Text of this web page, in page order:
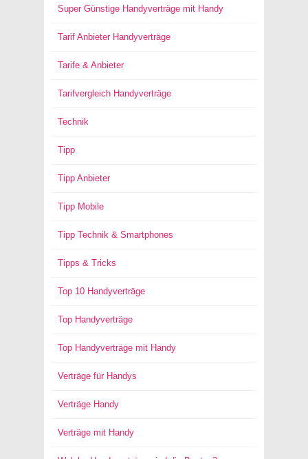
Super Günstige Handyverträge mit Handy
Tarif Anbieter Handyverträge
Tarife & Anbieter
Tarifvergleich Handyverträge
Technik
Tipp
Tipp Anbieter
Tipp Mobile
Tipp Technik & Smartphones
Tipps & Tricks
Top 10 Handyverträge
Top Handyverträge
Top Handyverträge mit Handy
Verträge für Handys
Verträge Handy
Verträge mit Handy